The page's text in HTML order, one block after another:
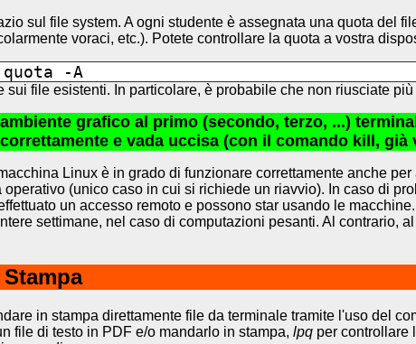
sul file system. A ogni studente è assegnata una quota del
voraci, etc.). Potete controllare la quota a vostra
quota -A
file esistenti. In particolare, è probabile che non riusciate
grafico al primo (secondo, terzo, ...)
e vada uccisa (con il comando kill, già
Linux è in grado di funzionare correttamente anche
(unico caso in cui si richiede un riavvio). In caso di
un accesso remoto e possono star usando le
settimane, nel caso di computazioni pesanti. Al contrario,
Stampa
in stampa direttamente file da terminale tramite l'uso del
file di testo in PDF e/o mandarlo in stampa, lpq per controllare